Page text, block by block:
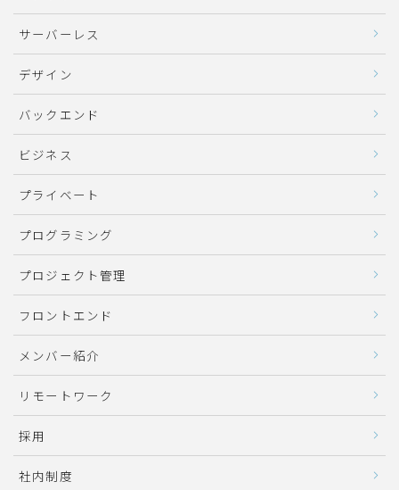
サーバーレス
デザイン
バックエンド
ビジネス
プライベート
プログラミング
プロジェクト管理
フロントエンド
メンバー紹介
リモートワーク
採用
社内制度